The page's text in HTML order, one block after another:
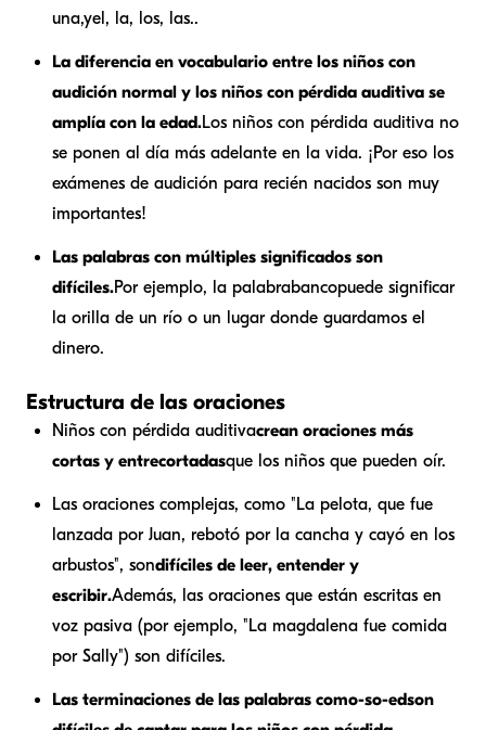
una,yel, la, los, las..
La diferencia en vocabulario entre los niños con
audición normal y los niños con pérdida auditiva se
amplía con la edad.Los niños con pérdida auditiva no
se ponen al día más adelante en la vida. ¡Por eso los
exámenes de audición para recién nacidos son muy
importantes!
Las palabras con múltiples significados son
difíciles.Por ejemplo, la palabrabancopuede significar
la orilla de un río o un lugar donde guardamos el
dinero.
Estructura de las oraciones
Niños con pérdida auditivacrean oraciones más
cortas y entrecortadasque los niños que pueden oír.
Las oraciones complejas, como "La pelota, que fue
lanzada por Juan, rebotó por la cancha y cayó en los
arbustos", sondifíciles de leer, entender y
escribir.Además, las oraciones que están escritas en
voz pasiva (por ejemplo, "La magdalena fue comida
por Sally") son difíciles.
Las terminaciones de las palabras como-so-edson